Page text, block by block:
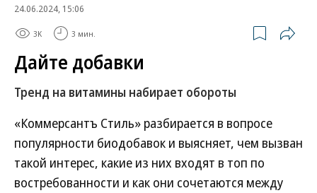
24.06.2024, 15:06
3K 3 мин.
Дайте добавки
Тренд на витамины набирает обороты
«Коммерсантъ Стиль» разбирается в вопросе
популярности биодобавок и выясняет, чем вызван
такой интерес, какие из них входят в топ по
востребованности и как они сочетаются между